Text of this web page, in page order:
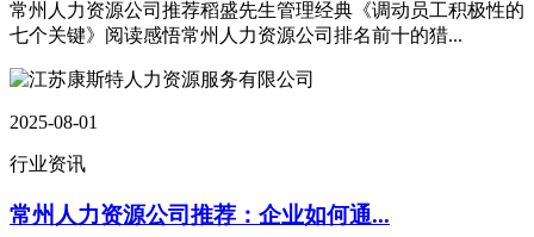
常州人力资源公司推荐稻盛先生管理经典《调动员工积极性的
七个关键》阅读感悟常州人力资源公司排名前十的猎...
2025-08-01
行业资讯
常州人力资源公司推荐：企业如何通...